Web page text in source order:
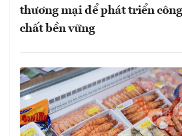
thương mại để phát triển
chất bền vững